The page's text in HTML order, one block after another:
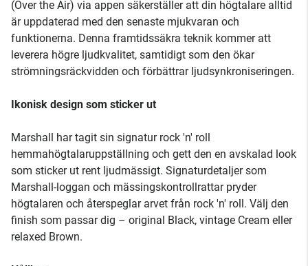
(Over the Air) via appen säkerställer att din högtalare alltid
är uppdaterad med den senaste mjukvaran och
funktionerna. Denna framtidssäkra teknik kommer att
leverera högre ljudkvalitet, samtidigt som den ökar
strömningsräckvidden och förbättrar ljudsynkroniseringen.
Ikonisk design som sticker ut
Marshall har tagit sin signatur rock 'n' roll
hemmahögtalaruppställning och gett den en avskalad look
som sticker ut rent ljudmässigt. Signaturdetaljer som
Marshall-loggan och mässingskontrollrattar pryder
högtalaren och återspeglar arvet från rock 'n' roll. Välj den
finish som passar dig – original Black, vintage Cream eller
relaxed Brown.